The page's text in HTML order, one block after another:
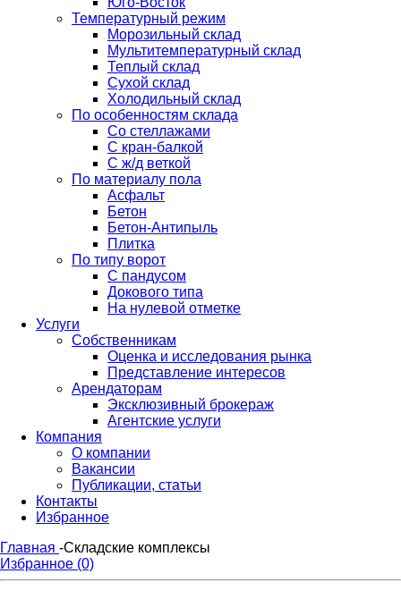
Температурный режим
Морозильный склад
Мультитемпературный склад
Теплый склад
Сухой склад
Холодильный склад
По особенностям склада
Со стеллажами
С кран-балкой
С ж/д веткой
По материалу пола
Асфальт
Бетон
Бетон-Антипыль
Плитка
По типу ворот
С пандусом
Докового типа
На нулевой отметке
Услуги
Собственникам
Оценка и исследования рынка
Представление интересов
Арендаторам
Эксклюзивный брокераж
Агентские услуги
Компания
О компании
Вакансии
Публикации, статьи
Контакты
Избранное
Главная -Складские комплексы
Избранное (0)